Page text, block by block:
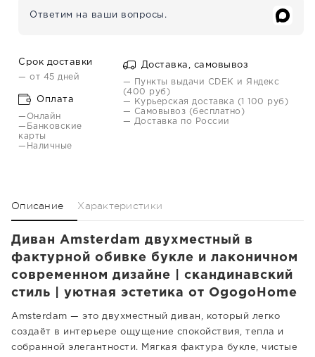
Ответим на ваши вопросы.
Срок доставки
— от 45 дней
Оплата
—Онлайн
—Банковские
карты
—Наличные
Доставка, самовывоз
— Пункты выдачи CDEK и Яндекс
(400 руб)
— Курьерская доставка (1 100 руб)
— Самовывоз (бесплатно)
— Доставка по России
Описание Характеристики
Диван Amsterdam двухместный в
фактурной обивке букле и лаконичном
современном дизайне | скандинавский
стиль | уютная эстетика от OgogoHome
Amsterdam — это двухместный диван, который легко
создаёт в интерьере ощущение спокойствия, тепла и
собранной элегантности. Мягкая фактура букле, чистые